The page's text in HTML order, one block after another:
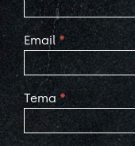
Email *
Tema *